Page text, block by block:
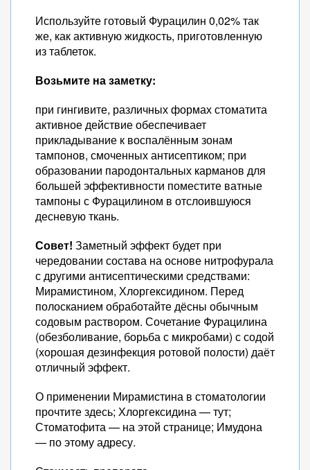
Используйте готовый Фурацилин 0,02% так
же, как активную жидкость, приготовленную
из таблеток.
Возьмите на заметку:
при гингивите, различных формах стоматита
активное действие обеспечивает
прикладывание к воспалённым зонам
тампонов, смоченных антисептиком; при
образовании пародонтальных карманов для
большей эффективности поместите ватные
тампоны с Фурацилином в отслоившуюся
десневую ткань.
Совет! Заметный эффект будет при
чередовании состава на основе нитрофурала
с другими антисептическими средствами:
Мирамистином, Хлоргексидином. Перед
полосканием обработайте дёсны обычным
содовым раствором. Сочетание Фурацилина
(обезболивание, борьба с микробами) с содой
(хорошая дезинфекция ротовой полости) даёт
отличный эффект.
О применении Мирамистина в стоматологии
прочтите здесь; Хлоргексидина — тут;
Стоматофита — на этой странице; Имудона
— по этому адресу.